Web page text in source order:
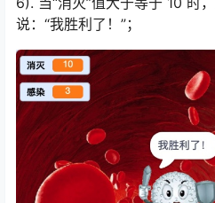
说：“我胜利了！”；